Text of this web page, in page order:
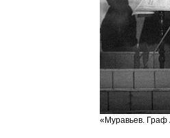
«Муравьев. Граф